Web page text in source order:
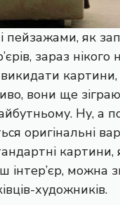
пейзажами, як
зараз нікого
картини,
вони ще
Ну, а
оригінальні
картини,
інтер’єр, можна
художників.